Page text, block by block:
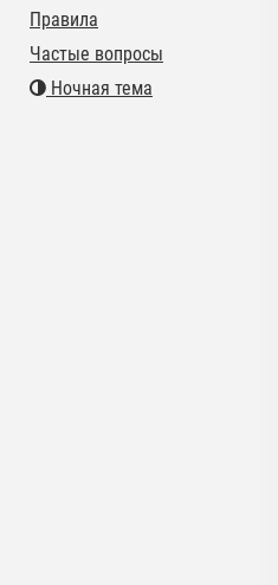
Правила
Частые вопросы
Ночная тема